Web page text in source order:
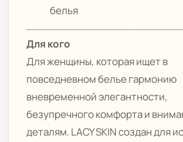
белья
Для кого
Для женщины, которая ищет в
повседневном белье гармонию
вневременной элегантности,
безупречного комфорта и
деталям. LACY SKIN создан для